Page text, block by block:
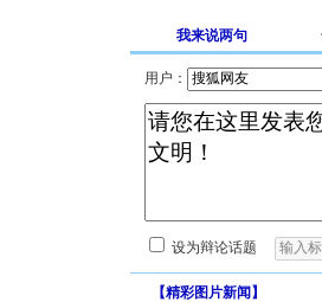
我来说两句
用户：
设为辩论话题
【精彩图片新闻 】